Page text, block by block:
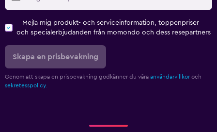
Barnvakt eller crèche
Säkerhetsgrindar för småbarn
Mejla mig produkt- och serviceinformation, toppenpriser
och specialerbjudanden från momondo och dess resepartners
Skapa en prisbevakning
Genom att skapa en prisbevakning godkänner du våra användarvillkor och
sekretesspolicy.